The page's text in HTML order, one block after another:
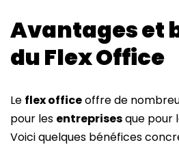
Avantages et
du Flex Office
Le flex officeoffre de
pour les entreprisesque pour
Voici quelques bénéfices